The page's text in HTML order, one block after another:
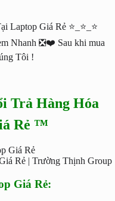
Laptop Giá Rẻ ⭐_⭐_⭐
Nhanh ❎❤️ Sau khi mua
Tôi !
Trả Hàng Hóa
Rẻ ™
Rẻ | Trường Thịnh Group
Giá Rẻ: